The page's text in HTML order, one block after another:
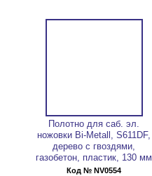
Полотно для саб. эл.
ножовки Bi-Metall, S611DF,
дерево с гвоздями,
газобетон, пластик, 130 мм
Код № NV0554